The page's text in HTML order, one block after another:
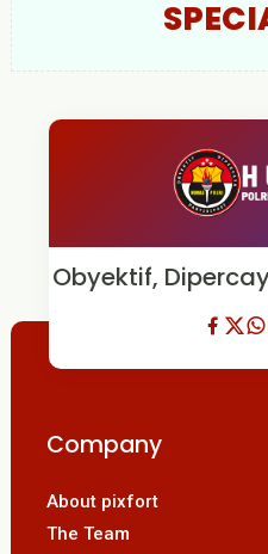
Obyektif,
Company
About pixfort
The Team